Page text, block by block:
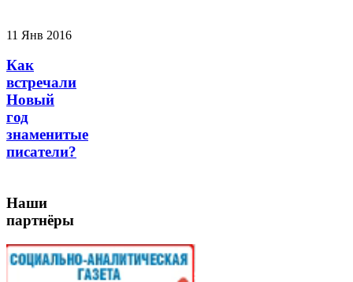
11 Янв 2016
Как
встречали
Новый
год
знаменитые
писатели?
Наши
партнёры